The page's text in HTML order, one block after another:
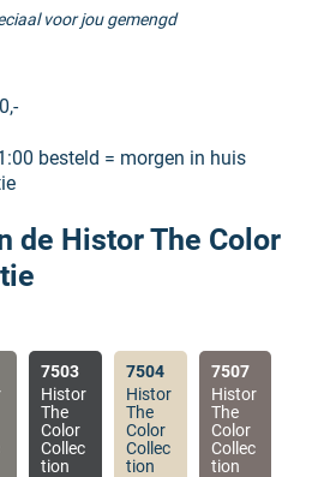
voor jou gemengd
besteld = morgen in huis
de Histor The Color
7503
Histor
The
Color
Collec
tion
7504
Histor
The
Color
Collec
tion
7507
Histor
The
Color
Collec
tion